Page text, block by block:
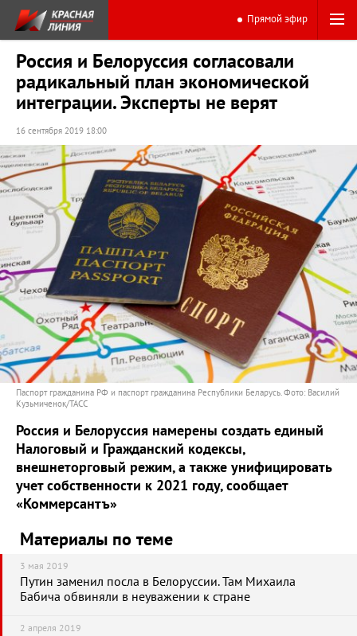
Прямой эфир
Россия и Белоруссия согласовали
радикальный план экономической
интеграции. Эксперты не верят
16 сентября 2019 18:00
Паспорт гражданина РФ и паспорт гражданина Республики Беларусь. Фото: Василий
Кузьмиченок/ТАСС
Россия и Белоруссия намерены создать единый
Налоговый и Гражданский кодексы,
внешнеторговый режим, а также унифицировать
учет собственности к 2021 году, сообщает
«Коммерсантъ»
Материалы по теме
3 мая 2019
Путин заменил посла в Белоруссии. Там Михаила
Бабича обвиняли в неуважении к стране
2 апреля 2019